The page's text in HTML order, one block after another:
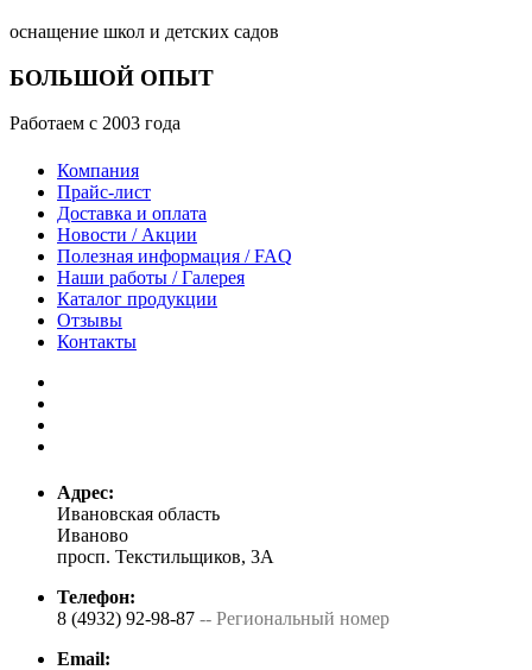
оснащение школ и детских садов
БОЛЬШОЙ ОПЫТ
Работаем с 2003 года
Компания
Прайс-лист
Доставка и оплата
Новости / Акции
Полезная информация / FAQ
Наши работы / Галерея
Каталог продукции
Отзывы
Контакты
Адрес:
Ивановская область
Иваново
просп. Текстильщиков, 3А
Телефон:
8 (4932) 92-98-87 -- Региональный номер
Email: